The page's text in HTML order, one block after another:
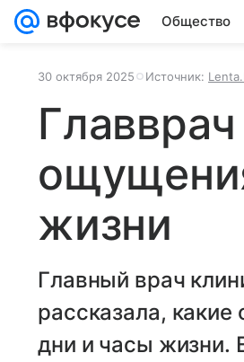
Общество
30 октября 2025 Источник:
жизни
Главный врач
рассказала,
дни и часы жизни.